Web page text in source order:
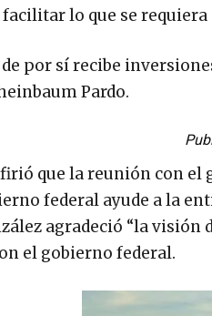
lo que se
de por sí recibe
Pardo.
que la reunión con
federal ayude a la
agradeció “la visión
el gobierno federal.